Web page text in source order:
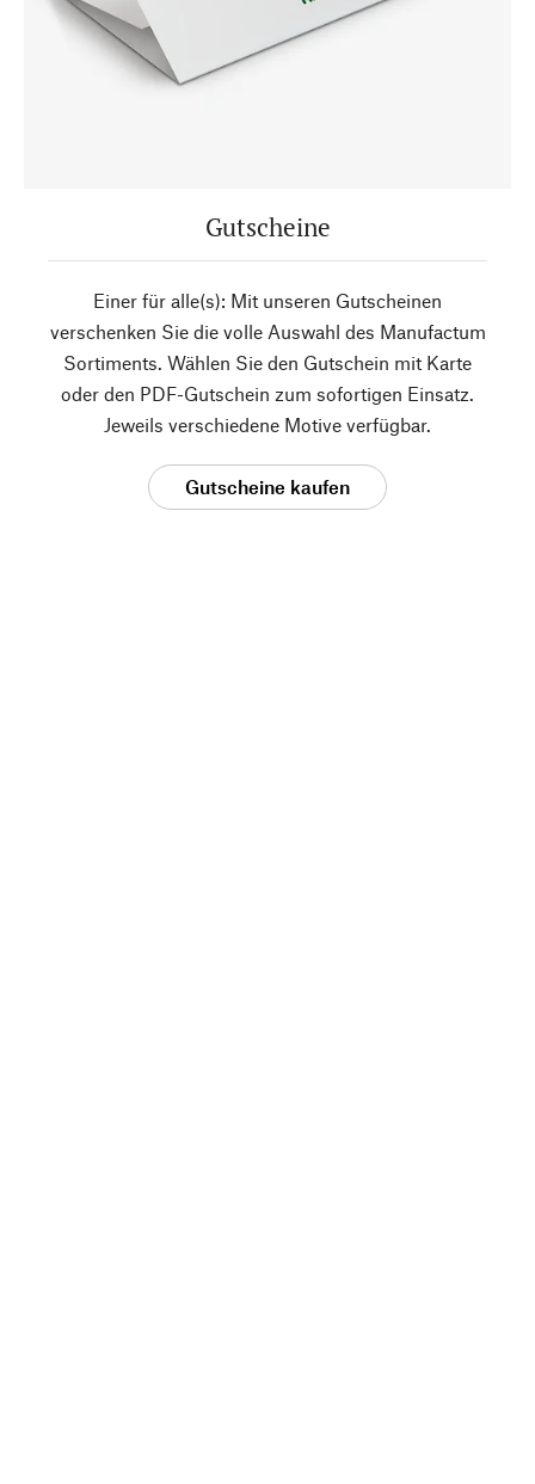
Gutscheine
Einer für alle(s): Mit unseren Gutscheinen
verschenken Sie die volle Auswahl des Manufactum
Sortiments. Wählen Sie den Gutschein mit Karte
oder den PDF-Gutschein zum sofortigen Einsatz.
Jeweils verschiedene Motive verfügbar.
Gutscheine kaufen